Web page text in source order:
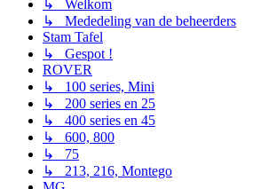
↳ Welkom
↳ Mededeling van de beheerders
Stam Tafel
↳ Gespot !
ROVER
↳ 100 series, Mini
↳ 200 series en 25
↳ 400 series en 45
↳ 600, 800
↳ 75
↳ 213, 216, Montego